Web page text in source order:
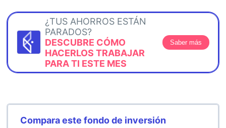
¿TUS AHORROS ESTÁN
PARADOS?
DESCUBRE CÓMO
HACERLOS TRABAJAR
PARA TI ESTE MES
Saber más
Compara este fondo de inversión